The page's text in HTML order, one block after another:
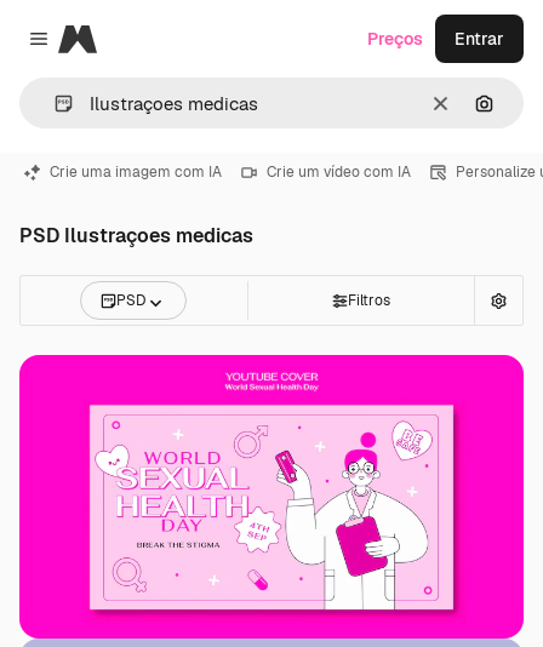
Close menu
Magnific
Limpar
Preços Entrar
Crie uma imagem com IA Crie um vídeo com IA Personalize
PSD Ilustraçoes medicas
PSD Filtros